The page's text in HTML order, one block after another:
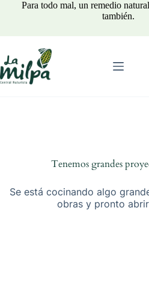
Para todo mal, un remedio
también.
Tenemos grandes
Se está cocinando algo
obras y pronto